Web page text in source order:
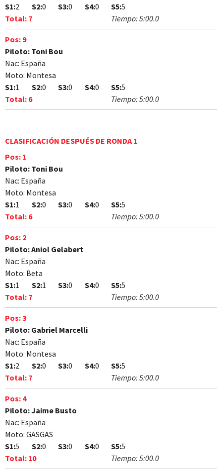
S1:2 S2:0 S3:0 S4:0 S5:5
Total: 7 Tiempo: 5:00.0
Pos: 9
Piloto: Toni Bou
Nac: España
Moto: Montesa
S1:1 S2:0 S3:0 S4:0 S5:5
Total: 6 Tiempo: 5:00.0
CLASIFICACIÓN DESPUÉS DE RONDA 1
Pos: 1
Piloto: Toni Bou
Nac: España
Moto: Montesa
S1:1 S2:0 S3:0 S4:0 S5:5
Total: 6 Tiempo: 5:00.0
Pos: 2
Piloto:Aniol Gelabert
Nac: España
Moto: Beta
S1:1 S2:1 S3:0 S4:0 S5:5
Total: 7 Tiempo: 5:00.0
Pos:3
Piloto: Gabriel Marcelli
Nac: España
Moto: Montesa
S1:2 S2:0 S3:0 S4:0 S5:5
Total: 7 Tiempo: 5:00.0
Pos: 4
Piloto:Jaime Busto
Nac: España
Moto: GASGAS
S1:5 S2:0 S3:0 S4:0 S5:5
Total: 10 Tiempo: 5:00.0